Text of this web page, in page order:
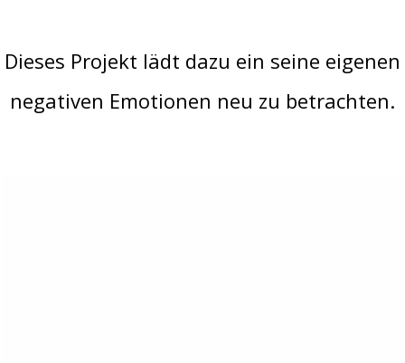
Dieses Projekt lädt dazu ein seine eigenen
negativen Emotionen neu zu betrachten.